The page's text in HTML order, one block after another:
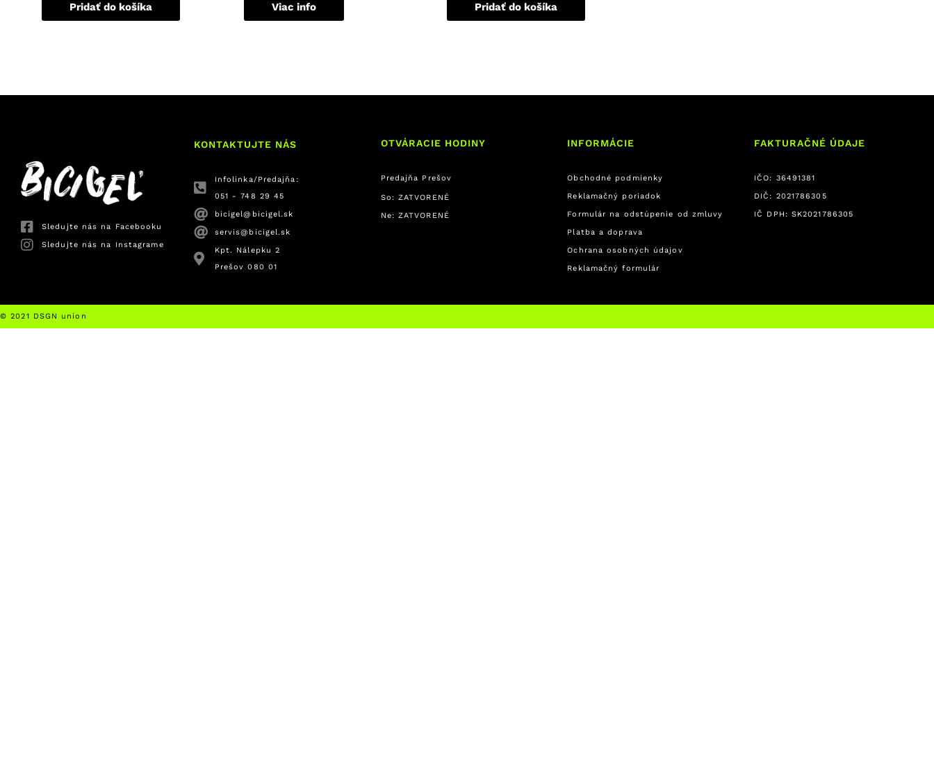
Pridať do košíka Viac info Pridať do košíka
Sledujte nás na Facebooku
Sledujte nás na Instagrame
KONTAKTUJTE NÁS
Infolinka/Predajňa:
051 - 748 29 45
bicigel@bicigel.sk
servis@bicigel.sk
Kpt. Nálepku 2
Prešov 080 01
OTVÁRACIE HODINY
Predajňa Prešov
So: ZATVORENÉ
Ne: ZATVORENÉ
INFORMÁCIE
Obchodné podmienky
Reklamačný poriadok
Formulár na odstúpenie od zmluvy
Platba a doprava
Ochrana osobných údajov
Reklamačný formulár
FAKTURAČNÉ ÚDAJE
IČO: 36491381
DIČ: 2021786305
IČ DPH: SK2021786305
© 2021 DSGN union